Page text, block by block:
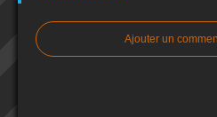
Ajouter un